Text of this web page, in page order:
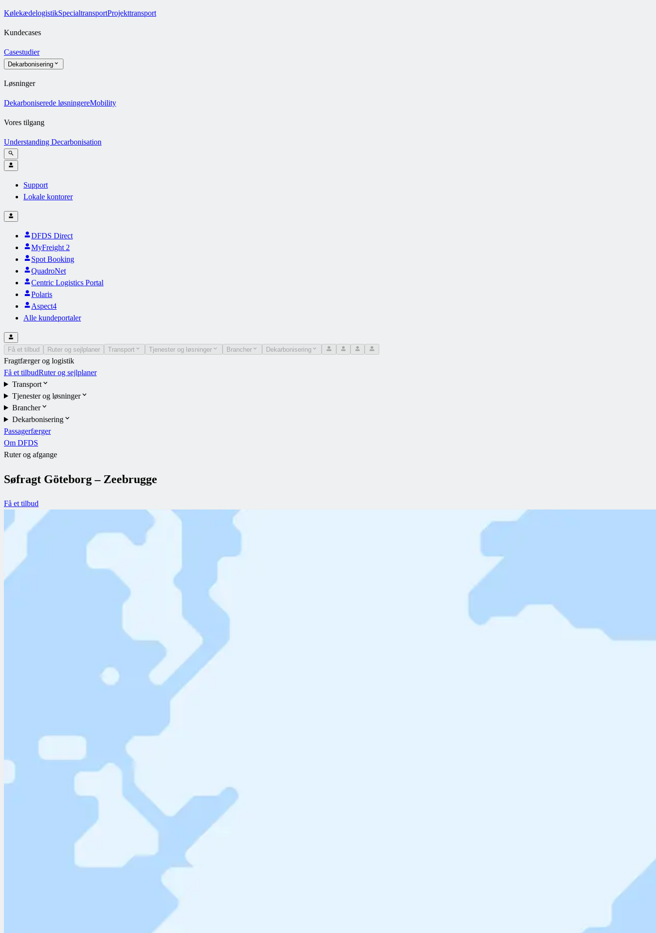
KølekædelogistikSpecialtransportProjekttransport
Kundecases
Casestudier
Dekarbonisering
Løsninger
Dekarboniserede løsningereMobility
Vores tilgang
Understanding Decarbonisation
Support
Lokale kontorer
DFDS Direct
MyFreight 2
Spot Booking
QuadroNet
Centric Logistics Portal
Polaris
Aspect4
Alle kundeportaler
Få et tilbud Ruter og sejlplaner Transport Tjenester og løsninger Brancher Dekarbonisering
Fragtfærger og logistik
Få et tilbudRuter og sejlplaner
Transport
Tjenester og løsninger
Brancher
Dekarbonisering
Passagerfærger
Om DFDS
Ruter og afgange
Søfragt Göteborg – Zeebrugge
Få et tilbud